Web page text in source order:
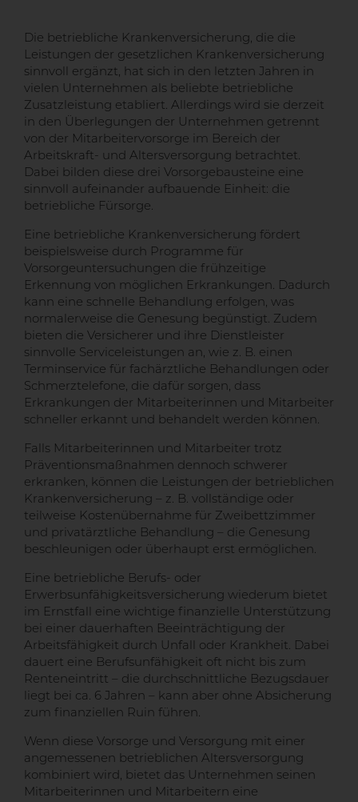
Die betriebliche Krankenversicherung, die die
Leistungen der gesetzlichen Krankenversicherung
sinnvoll ergänzt, hat sich in den letzten Jahren in
vielen Unternehmen als beliebte betriebliche
Zusatzleistung etabliert. Allerdings wird sie derzeit
in den Überlegungen der Unternehmen getrennt
von der Mitarbeitervorsorge im Bereich der
Arbeitskraft- und Altersversorgung betrachtet.
Dabei bilden diese drei Vorsorgebausteine eine
sinnvoll aufeinander aufbauende Einheit: die
betriebliche Fürsorge.
Eine betriebliche Krankenversicherung fördert
beispielsweise durch Programme für
Vorsorgeuntersuchungen die frühzeitige
Erkennung von möglichen Erkrankungen. Dadurch
kann eine schnelle Behandlung erfolgen, was
normalerweise die Genesung begünstigt. Zudem
bieten die Versicherer und ihre Dienstleister
sinnvolle Serviceleistungen an, wie z. B. einen
Terminservice für fachärztliche Behandlungen oder
Schmerztelefone, die dafür sorgen, dass
Erkrankungen der Mitarbeiterinnen und Mitarbeiter
schneller erkannt und behandelt werden können.
Falls Mitarbeiterinnen und Mitarbeiter trotz
Präventionsmaßnahmen dennoch schwerer
erkranken, können die Leistungen der betrieblichen
Krankenversicherung – z. B. vollständige oder
teilweise Kostenübernahme für Zweibettzimmer
und privatärztliche Behandlung – die Genesung
beschleunigen oder überhaupt erst ermöglichen.
Eine betriebliche Berufs- oder
Erwerbsunfähigkeitsversicherung wiederum bietet
im Ernstfall eine wichtige finanzielle Unterstützung
bei einer dauerhaften Beeinträchtigung der
Arbeitsfähigkeit durch Unfall oder Krankheit. Dabei
dauert eine Berufsunfähigkeit oft nicht bis zum
Renteneintritt – die durchschnittliche Bezugsdauer
liegt bei ca. 6 Jahren – kann aber ohne Absicherung
zum finanziellen Ruin führen.
Wenn diese Vorsorge und Versorgung mit einer
angemessenen betrieblichen Altersversorgung
kombiniert wird, bietet das Unternehmen seinen
Mitarbeiterinnen und Mitarbeitern eine